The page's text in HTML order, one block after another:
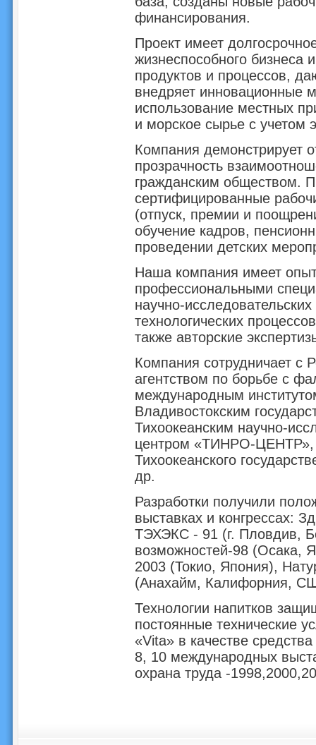
финансирования.
Проект имеет
жизнеспособного бизнеса
продуктов и процессов,
внедряет инновационные
использование местных
и морское сырье с учетом
Компания демонстрирует
прозрачность
гражданским обществом.
сертифицированные
(отпуск, премии и
обучение кадров,
проведении детских
Наша компания имеет
профессиональными
научно-
технологических
также авторские
Компания сотрудничает
агентством по борьбе с
международным
Владивостокским
Тихоокеанским научно-
центром «ТИНРО-ЦЕНТР»,
Тихоокеанского
др.
Разработки получили
выставках и конгрессах:
ТЭХЭКС - 91 (г. Пловдив,
возможностей-98 (Осака,
2003 (Токио, Япония),
(Анахайм, Калифорния,
Технологии напитков
постоянные технические
«Vita» в качестве
8, 10 международных
охрана труда -